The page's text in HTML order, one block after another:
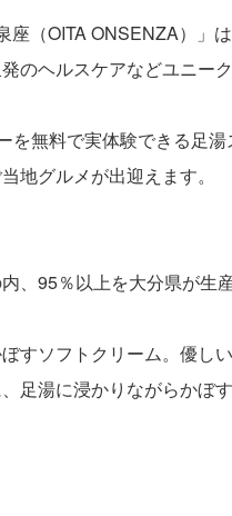
（OITA ONSENZA）」
ヘルスケアなどユニーク
無料で実体験できる足
地グルメが出迎えます。
、95％以上を大分県が生
すソフトクリーム。優
足湯に浸かりながらかぼ